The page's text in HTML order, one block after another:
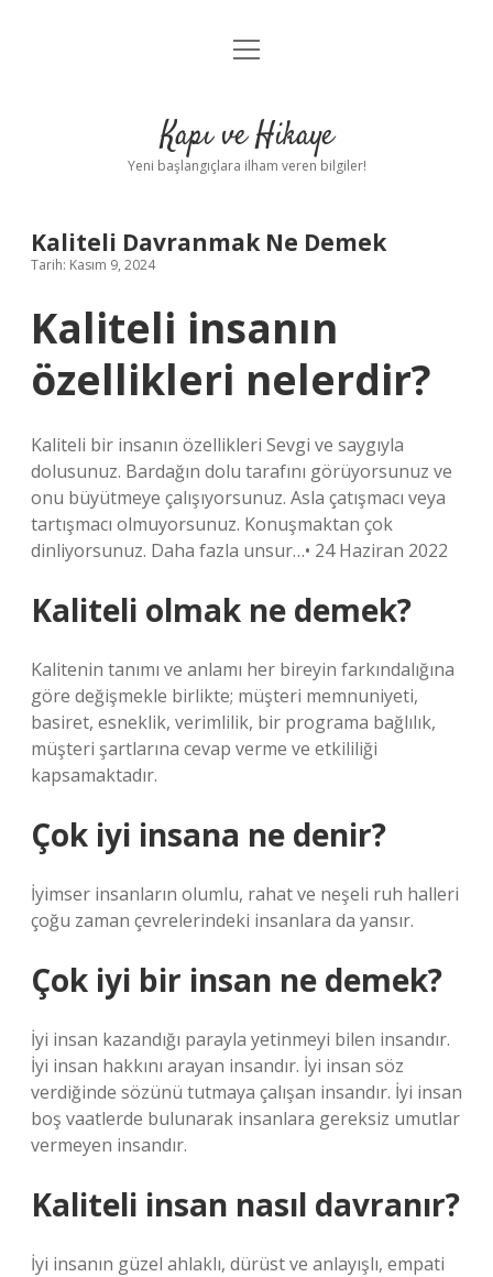
Anasayfa
Yasal Uyarı
menüyü
Kapı ve Hikaye
Yeni başlangıçlara ilham veren bilgiler!
Kaliteli Davranmak Ne Demek
Tarih: Kasım 9, 2024
Kaliteli insanın
özellikleri nelerdir?
Kaliteli bir insanın özellikleri Sevgi ve saygıyla
dolusunuz. Bardağın dolu tarafını görüyorsunuz ve
onu büyütmeye çalışıyorsunuz. Asla çatışmacı veya
tartışmacı olmuyorsunuz. Konuşmaktan çok
dinliyorsunuz. Daha fazla unsur…• 24 Haziran 2022
Kaliteli olmak ne demek?
Kalitenin tanımı ve anlamı her bireyin farkındalığına
göre değişmekle birlikte; müşteri memnuniyeti,
basiret, esneklik, verimlilik, bir programa bağlılık,
müşteri şartlarına cevap verme ve etkililiği
kapsamaktadır.
Çok iyi insana ne denir?
İyimser insanların olumlu, rahat ve neşeli ruh halleri
çoğu zaman çevrelerindeki insanlara da yansır.
Çok iyi bir insan ne demek?
İyi insan kazandığı parayla yetinmeyi bilen insandır.
İyi insan hakkını arayan insandır. İyi insan söz
verdiğinde sözünü tutmaya çalışan insandır. İyi insan
boş vaatlerde bulunarak insanlara gereksiz umutlar
vermeyen insandır.
Kaliteli insan nasıl davranır?
İyi insanın güzel ahlaklı, dürüst ve anlayışlı, empati